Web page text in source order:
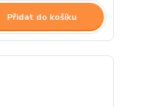
Přidat do košíku